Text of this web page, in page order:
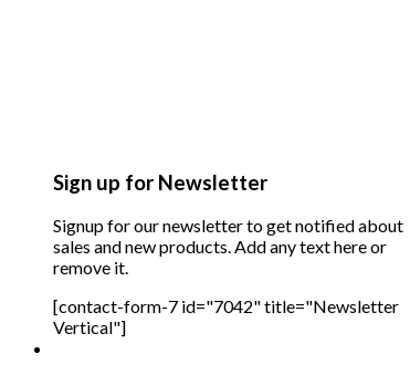
Sign up for Newsletter
Signup for our newsletter to get notified about
sales and new products. Add any text here or
remove it.
[contact-form-7 id="7042" title="Newsletter
Vertical"]